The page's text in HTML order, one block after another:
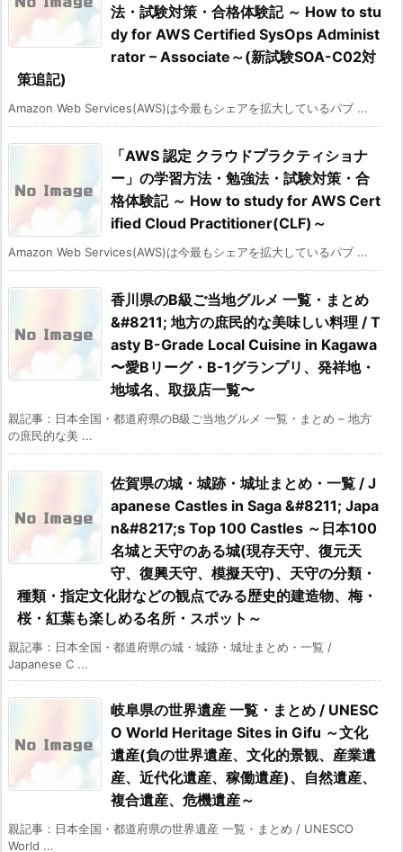
法・試験対策・合格体験記 ～ How to stu
dy for AWS Certified SysOps Administ
rator – Associate～(新試験SOA-C02対
策追記)
Amazon Web Services(AWS)は今最もシェアを拡大しているパブ ...
「AWS 認定 クラウドプラクティショナ
ー」の学習方法・勉強法・試験対策・合
格体験記 ～ How to study for AWS Cert
ified Cloud Practitioner(CLF)～
Amazon Web Services(AWS)は今最もシェアを拡大しているパブ ...
香川県のB級ご当地グルメ 一覧・まとめ
&#8211; 地方の庶民的な美味しい料理 / T
asty B-Grade Local Cuisine in Kagawa
〜愛Bリーグ・B-1グランプリ、発祥地・
地域名、取扱店一覧〜
親記事：日本全国・都道府県のB級ご当地グルメ 一覧・まとめ – 地方
の庶民的な美 ...
佐賀県の城・城跡・城址まとめ・一覧 / J
apanese Castles in Saga &#8211; Japa
n&#8217;s Top 100 Castles ～日本100
名城と天守のある城(現存天守、復元天
守、復興天守、模擬天守)、天守の分類・
種類・指定文化財などの観点でみる歴史的建造物、梅・
桜・紅葉も楽しめる名所・スポット～
親記事：日本全国・都道府県の城・城跡・城址まとめ・一覧 /
Japanese C ...
岐阜県の世界遺産 一覧・まとめ / UNESC
O World Heritage Sites in Gifu ～文化
遺産(負の世界遺産、文化的景観、産業遺
産、近代化遺産、稼働遺産)、自然遺産、
複合遺産、危機遺産～
親記事：日本全国・都道府県の世界遺産 一覧・まとめ / UNESCO
World ...